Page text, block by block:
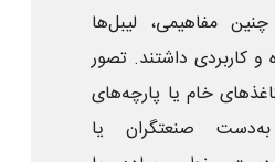
مفاهیمی، لیبل‌ها
و کاربردی داشتند. تصور
خام یا پارچه‌های
صنعتگران یا